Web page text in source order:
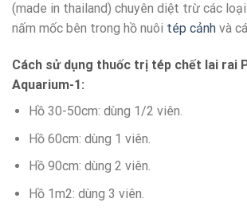
(made in thailand) chuyên diệt trừ các loại
nấm mốc bên trong hồ nuôi tép cảnh và
Cách sử dụng thuốc trị tép chết lai rai
Aquarium-1:
Hồ 30-50cm: dùng 1/2 viên.
Hồ 60cm: dùng 1 viên.
Hồ 90cm: dùng 2 viên.
Hồ 1m2: dùng 3 viên.